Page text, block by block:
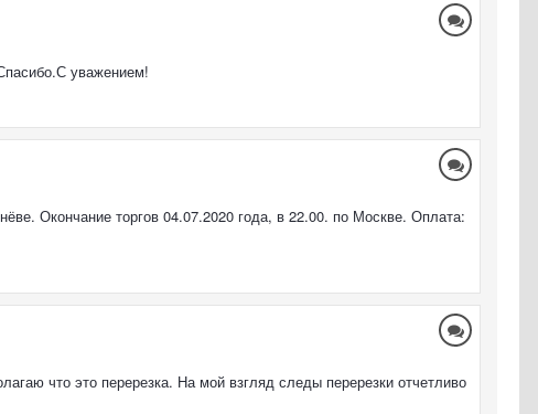
уважением!
Окончание торгов 04.07.2020 года, в 22.00. по Москве. Оплата:
что это перерезка. На мой взгляд следы перерезки отчетливо